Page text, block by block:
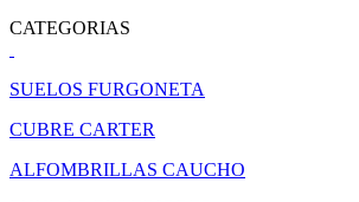
CATEGORIAS
SUELOS FURGONETA
CUBRE CARTER
ALFOMBRILLAS CAUCHO